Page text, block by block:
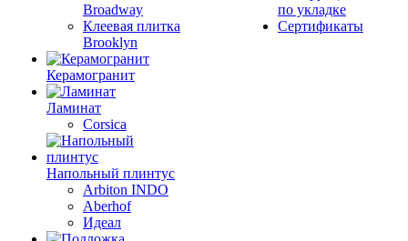
Broadway
Клеевая плитка
Brooklyn
Керамогранит
Ламинат
Corsica
Напольный плинтус
Arbiton INDO
Aberhof
Идеал
по укладке
Сертификаты